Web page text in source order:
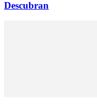
Descubran